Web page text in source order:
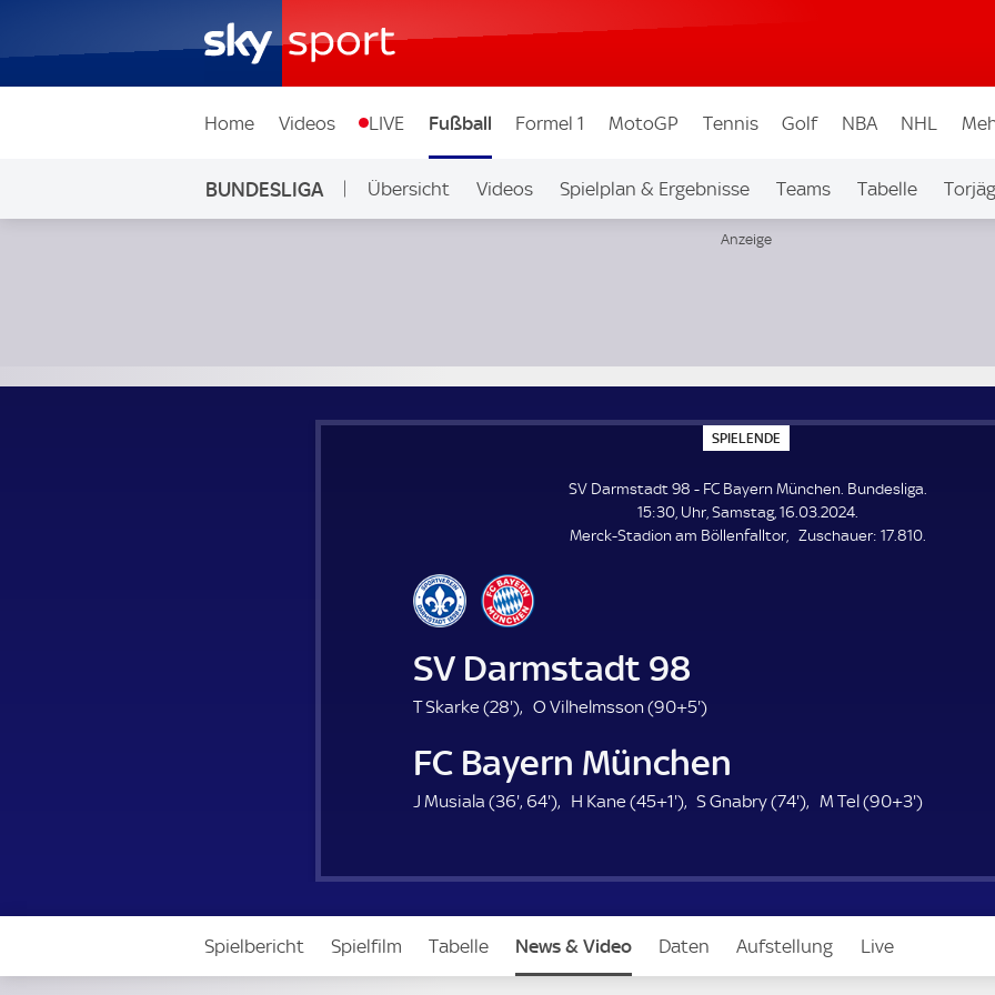
Home Videos LIVE Fußball Formel 1 MotoGP Tennis Golf NBA NHL
BUNDESLIGA Übersicht Videos Spielplan & Ergebnisse Teams Tabelle
SPIELENDE
P
E
L
E
N
SV Darmstadt 98 - FC Bayern München. Bundesliga.
15:30, Uhr, Samstag, 16.03.2024.
Merck-Stadion am Böllenfalltor
Zuschauer: Z
17.810.
SV Darmstadt 98
T Skarke (28'2
.
m
i
t
) O Vilhelmsson (90+5'9
.
m
i
t
)
FC Bayern München
J Musiala (36'3
m
n
u
t
, 64'6
m
n
u
t
) H Kane (45+1'4
m
n
u
) S Gnabry (74'7
m
n
u
) M Tel (90+3'9
m
n
)
Spielbericht Spielfilm Tabelle News & Video Daten Aufstellung Live